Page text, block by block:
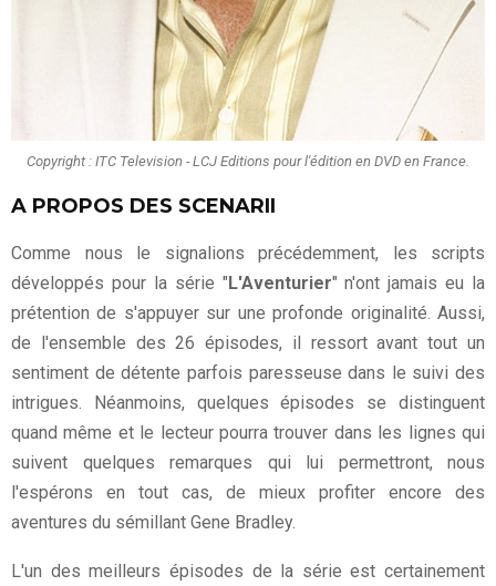
Copyright : ITC Television - LCJ Editions pour l'édition en DVD en France.
A PROPOS DES SCENARII
Comme nous le signalions précédemment, les scripts
développés pour la série "L'Aventurier" n'ont jamais eu la
prétention de s'appuyer sur une profonde originalité. Aussi,
de l'ensemble des 26 épisodes, il ressort avant tout un
sentiment de détente parfois paresseuse dans le suivi des
intrigues. Néanmoins, quelques épisodes se distinguent
quand même et le lecteur pourra trouver dans les lignes qui
suivent quelques remarques qui lui permettront, nous
l'espérons en tout cas, de mieux profiter encore des
aventures du sémillant Gene Bradley.
L'un des meilleurs épisodes de la série est certainement